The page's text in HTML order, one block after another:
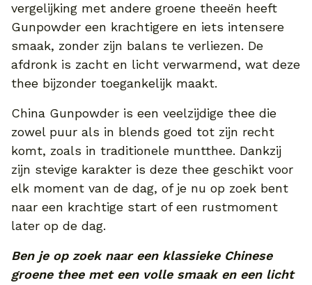
vergelijking met andere groene theeën heeft
Gunpowder een krachtigere en iets intensere
smaak, zonder zijn balans te verliezen. De
afdronk is zacht en licht verwarmend, wat deze
thee bijzonder toegankelijk maakt.
China Gunpowder is een veelzijdige thee die
zowel puur als in blends goed tot zijn recht
komt, zoals in traditionele muntthee. Dankzij
zijn stevige karakter is deze thee geschikt voor
elk moment van de dag, of je nu op zoek bent
naar een krachtige start of een rustmoment
later op de dag.
Ben je op zoek naar een klassieke Chinese
groene thee met een volle smaak en een licht